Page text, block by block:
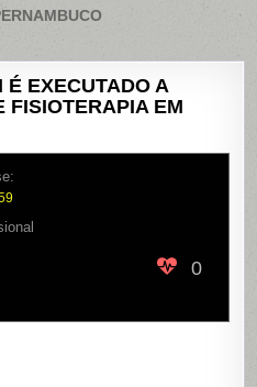
É EXECUTADO A
FISIOTERAPIA EM
0